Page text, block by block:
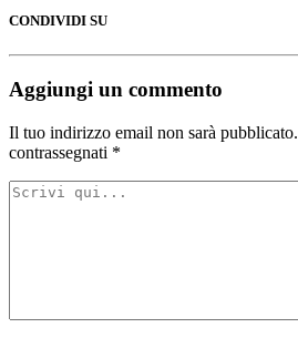
CONDIVIDI SU
Aggiungi un commento
Il tuo indirizzo email non sarà pubblicato.
contrassegnati *